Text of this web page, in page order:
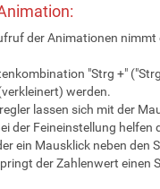
der Animationen nimmt
"Strg +"
werden.
lassen sich mit der
der Feineinstellung helfen
ein Mausklick neben den
der Zahlenwert einen